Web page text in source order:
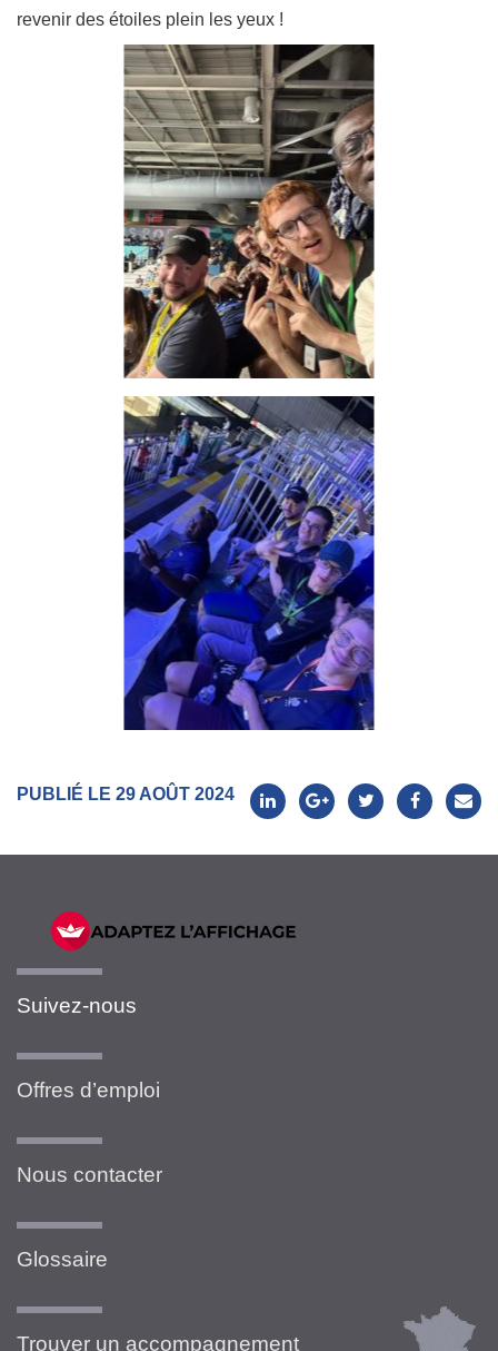
revenir des étoiles plein les yeux !
PUBLIÉ LE 29 AOÛT 2024
Suivez-nous
Offres d’emploi
Nous contacter
Glossaire
Trouver un accompagnement